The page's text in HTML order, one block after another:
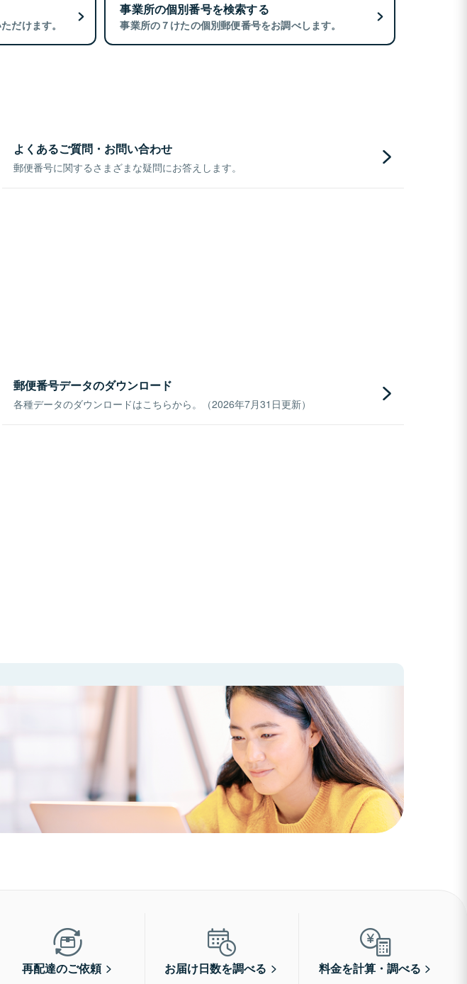
だけます。
事業所の個別番号を検索する
事業所の７けたの個別郵便番号をお調べします。
よくあるご質問・お問い合わせ
郵便番号に関するさまざまな疑問にお答えします。
郵便番号データのダウンロード
各種データのダウンロードはこちらから。（2026年7月31日更新）
再配達のご依頼 お届け日数を調べる 料金を計算・調べる